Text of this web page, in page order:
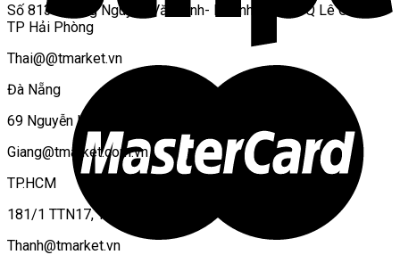
Số 813 Đường Nguyễn Văn Linh- P Vĩnh Niệm – Q Lê Chân –
TP Hải Phòng
Thai@@tmarket.vn
Đà Nẵng
69 Nguyễn Lai, Cẩm Lệ
Giang@tmarket.com.vn
TP.HCM
181/1 TTN17, Tân Thới Nhất, Q12
Thanh@tmarket.vn